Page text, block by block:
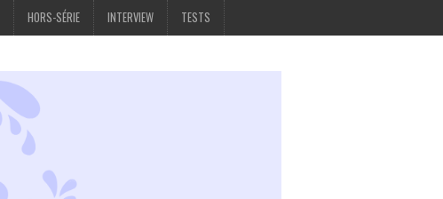
HORS-SÉRIE INTERVIEW TESTS